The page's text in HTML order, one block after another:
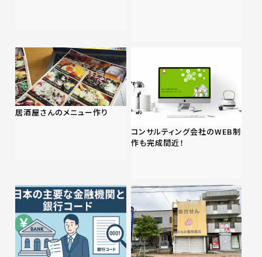
居酒屋さんのメニュー作り
コンサルティング会社のWEB制
作も完成間近！